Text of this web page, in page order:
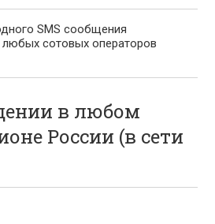
SMS сообщения
сотовых операторов
в любом
России (в сети